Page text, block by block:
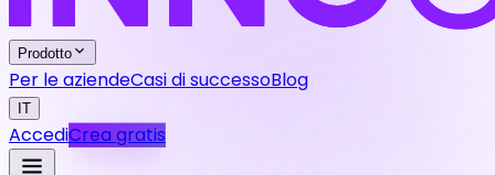
Prodotto
Per le aziendeCasi di successoBlog
IT
AccediCrea gratis